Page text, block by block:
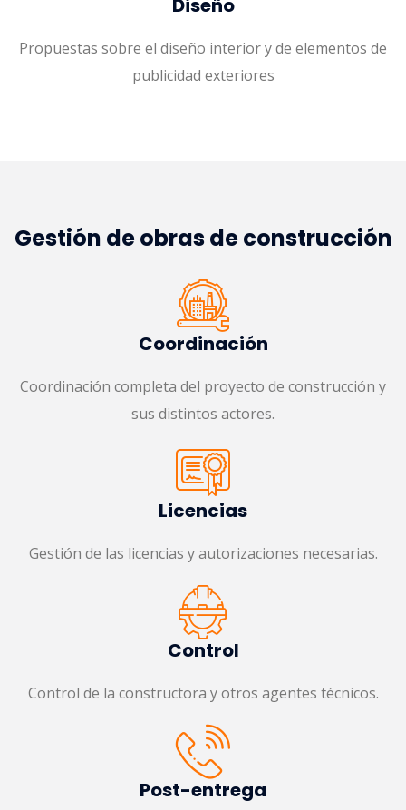
Diseño
Propuestas sobre el diseño interior y de elementos de
publicidad exteriores
Gestión de obras de construcción
Coordinación
Coordinación completa del proyecto de construcción y
sus distintos actores.
Licencias
Gestión de las licencias y autorizaciones necesarias.
Control
Control de la constructora y otros agentes técnicos.
Post-entrega